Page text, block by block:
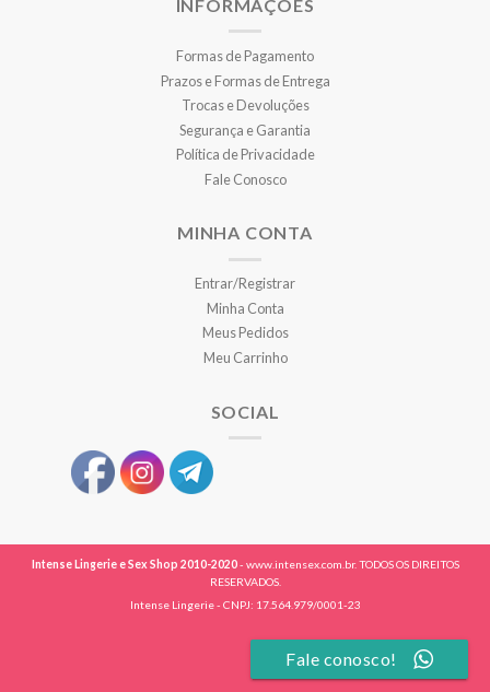
INFORMAÇÕES
Formas de Pagamento
Prazos e Formas de Entrega
Trocas e Devoluções
Segurança e Garantia
Política de Privacidade
Fale Conosco
MINHA CONTA
Entrar/Registrar
Minha Conta
Meus Pedidos
Meu Carrinho
SOCIAL
Intense Lingerie e Sex Shop 2010-2020- www.intensex.com.br. TODOS OS DIREITOS
RESERVADOS.
Intense Lingerie - CNPJ: 17.564.979/0001-23
Fale conosco!